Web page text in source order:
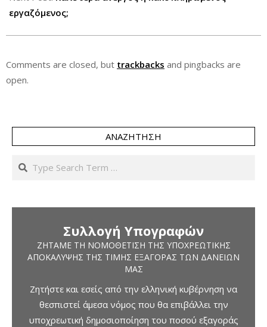
εργαζόμενος;
Comments are closed, but trackbacks and pingbacks are
open.
ΑΝΑΖΉΤΗΣΗ
Search
Συλλογή Υπογραφών
ΖΗΤΆΜΕ ΤΗ ΝΟΜΟΘΈΤΙΣΗ ΤΗΣ ΥΠΟΧΡΕΩΤΙΚΉΣ
ΑΠΟΚΆΛΥΨΗΣ ΤΗΣ ΤΙΜΉΣ ΕΞΑΓΟΡΆΣ ΤΩΝ ΔΑΝΕΊΩΝ
ΜΑΣ
Ζητήστε και εσείς από την ελληνική κυβέρνηση να
θεσπιστεί άμεσα νόμος που θα επιβάλλει την
υποχρεωτική δημοσιοποίηση του ποσού εξαγοράς